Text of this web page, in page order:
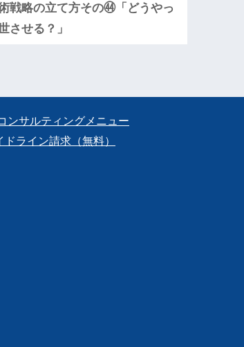
戦略の立て方その㊹「どうやっ
させる？」
ンサルティングメニュー
ドライン請求（無料）